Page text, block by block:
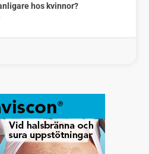
hos kvinnor?